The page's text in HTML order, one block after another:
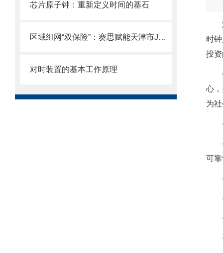
芯片原子钟：重新定义时间的基石
区域组网“双保险”：赛思赋能天津市JC系统稳定联运
对时装置的基本工作原理
时
投
心
为
可